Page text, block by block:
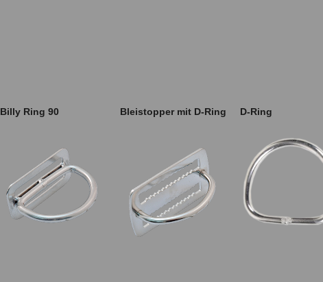
Billy Ring 90 Bleistopper mit D-Ring D-Ring